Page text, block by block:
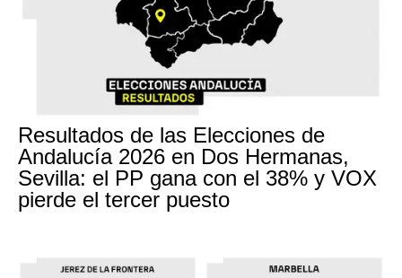
Resultados de las Elecciones de
Andalucía 2026 en Dos Hermanas,
Sevilla: el PP gana con el 38% y VOX
pierde el tercer puesto